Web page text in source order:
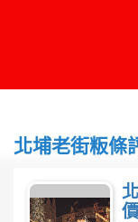
北埔老街粄條